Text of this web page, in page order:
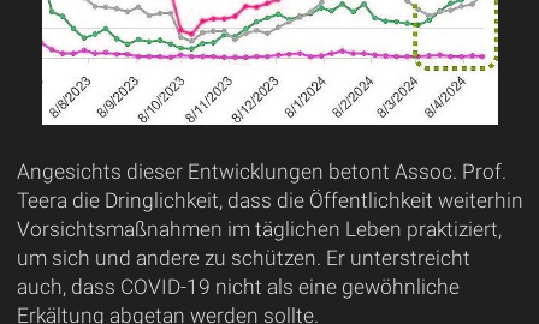
Angesichts dieser Entwicklungen betont Assoc. Prof.
Teera die Dringlichkeit, dass die Öffentlichkeit weiterhin
Vorsichtsmaßnahmen im täglichen Leben praktiziert,
um sich und andere zu schützen. Er unterstreicht
auch, dass COVID-19 nicht als eine gewöhnliche
Erkältung abgetan werden sollte.